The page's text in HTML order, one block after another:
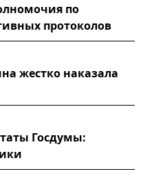
по
протоколов
жестко наказала
Госдумы: